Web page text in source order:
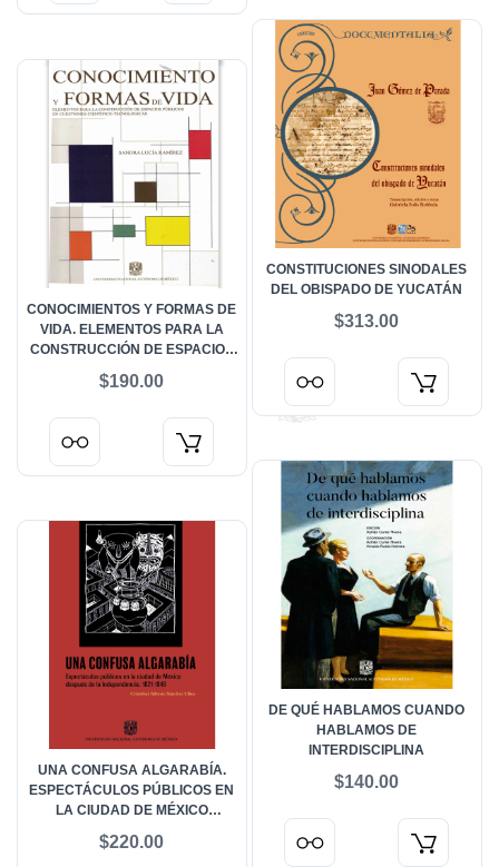
CONSTITUCIONES SINODALES
DEL OBISPADO DE YUCATÁN
$313.00
CONOCIMIENTOS Y FORMAS DE
VIDA. ELEMENTOS PARA LA
CONSTRUCCIÓN DE ESPACIOS
CIENTÍFICO-TECNOLÓGICAS
$190.00
DE QUÉ HABLAMOS CUANDO
HABLAMOS DE
INTERDISCIPLINA
$140.00
UNA CONFUSA ALGARABÍA.
ESPECTÁCULOS PÚBLICOS EN
LA CIUDAD DE MÉXICO
INDEPENDENCIA, 1821-1846
$220.00